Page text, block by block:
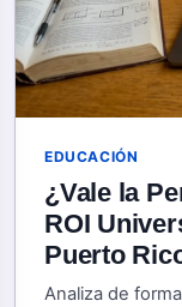
EDUCACIÓN
¿Vale la
ROI
Puerto
Analiza de